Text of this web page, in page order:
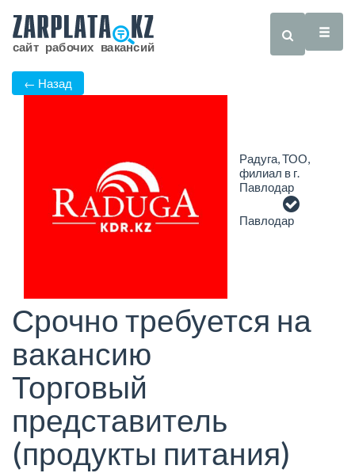
← Назад
Радуга, ТОО,
филиал в г.
Павлодар
Павлодар
Срочно требуется на
вакансию
Торговый
представитель
(продукты питания)